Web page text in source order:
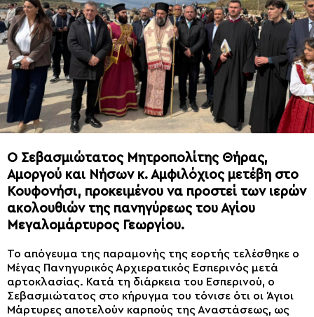
Ο Σεβασμιώτατος Μητροπολίτης Θήρας,
Αμοργού και Νήσων κ. Αμφιλόχιος μετέβη στο
Κουφονήσι, προκειμένου να προστεί των ιερών
ακολουθιών της πανηγύρεως του Αγίου
Μεγαλομάρτυρος Γεωργίου.
Το απόγευμα της παραμονής της εορτής τελέσθηκε ο
Μέγας Πανηγυρικός Αρχιερατικός Εσπερινός μετά
αρτοκλασίας. Κατά τη διάρκεια του Εσπερινού, ο
Σεβασμιώτατος στο κήρυγμα του τόνισε ότι οι Άγιοι
Μάρτυρες αποτελούν καρπούς της Αναστάσεως, ως